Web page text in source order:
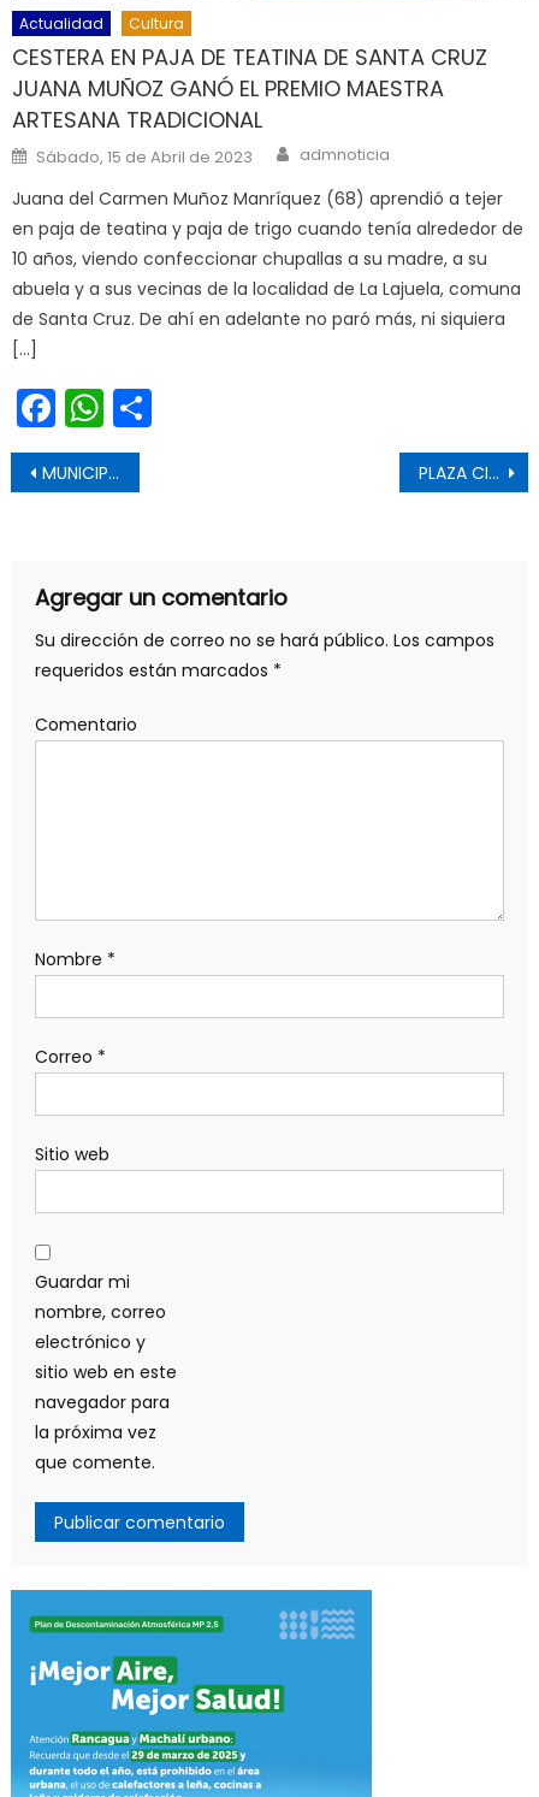
Actualidad Cultura
CESTERA EN PAJA DE TEATINA DE SANTA CRUZ
JUANA MUÑOZ GANÓ EL PREMIO MAESTRA
ARTESANA TRADICIONAL
Posted on
Sábado, 15 de Abril de 2023 Author
admnoticia
Juana del Carmen Muñoz Manríquez (68) aprendió a tejer
en paja de teatina y paja de trigo cuando tenía alrededor de
10 años, viendo confeccionar chupallas a su madre, a su
abuela y a sus vecinas de la localidad de La Lajuela, comuna
de Santa Cruz. De ahí en adelante no paró más, ni siquiera
[…]
Facebook
WhatsApp
Navegación de entradas
MUNICIPIO DE LINARES PRESENTA AL PRIMER EQUIPO FEMENINO DE SEGURIDAD PÚBLICA PLAZA CIUDADANA DE SERVICIOS PÚBLICOS LLEGA A MARCHIGÜE ESTE JUEVES 7 DE ABRIL
Agregar un comentario
Su dirección de correo no se hará público. Los campos
requeridos están marcados *
Comentario
Nombre *
Correo *
Sitio web
Guardar mi
nombre, correo
electrónico y
sitio web en este
navegador para
la próxima vez
que comente.